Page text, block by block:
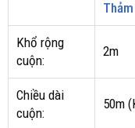
Khổ rộng
cuộn:
2m
Chiều dài
cuộn:
50m